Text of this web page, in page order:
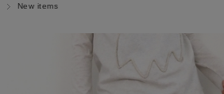
New items